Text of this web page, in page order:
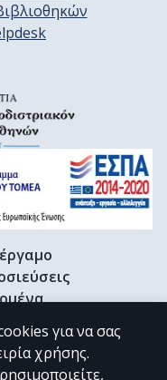
βιβλιογραφία
για να σας
χρήσης.